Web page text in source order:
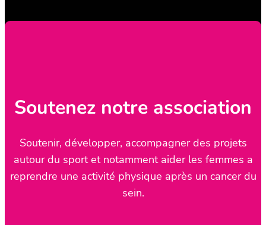
Soutenez notre association
Soutenir, développer, accompagner des projets
autour du sport et notamment aider les femmes a
reprendre une activité physique après un cancer du
sein.